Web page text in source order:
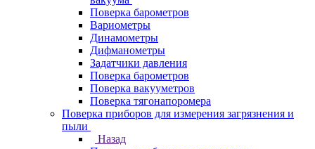
Поверка барометров
Вариометры
Динамометры
Дифманометры
Задатчики давления
Поверка барометров
Поверка вакууметров
Поверка тягонапоромера
Поверка приборов для измерения загрязнения и
пыли
Назад